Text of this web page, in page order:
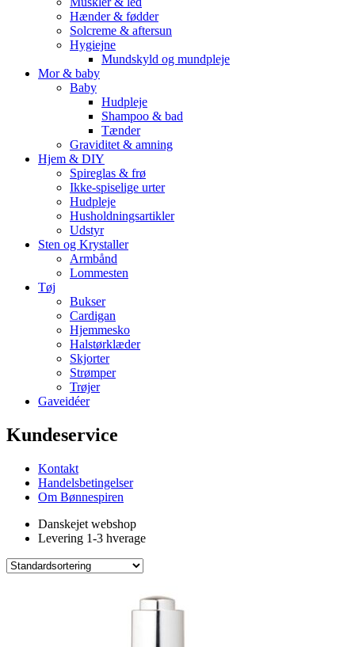
Hænder & fødder
Solcreme & aftersun
Hygiejne
Mundskyld og mundpleje
Mor & baby
Baby
Hudpleje
Shampoo & bad
Tænder
Graviditet & amning
Hjem & DIY
Spireglas & frø
Ikke-spiselige urter
Hudpleje
Husholdningsartikler
Udstyr
Sten og Krystaller
Armbånd
Lommesten
Tøj
Bukser
Cardigan
Hjemmesko
Halstørklæder
Skjorter
Strømper
Trøjer
Gaveidéer
Kundeservice
Kontakt
Handelsbetingelser
Om Bønnespiren
Danskejet webshop
Levering 1-3 hverage